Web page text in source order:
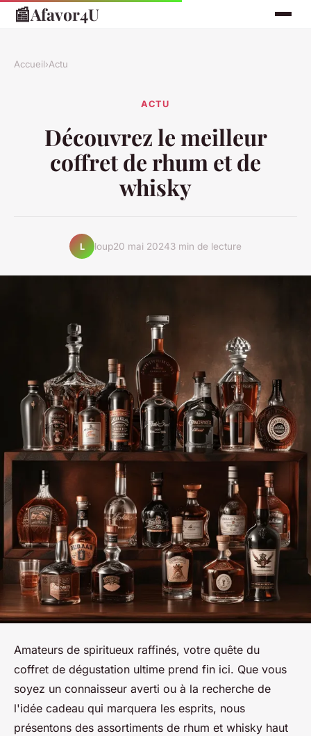
📰Afavor4U
Accueil›Actu
ACTU
Découvrez le meilleur
coffret de rhum et de
whisky
L loup20 mai 20243 min de lecture
Amateurs de spiritueux raffinés, votre quête du
coffret de dégustation ultime prend fin ici. Que vous
soyez un connaisseur averti ou à la recherche de
l'idée cadeau qui marquera les esprits, nous
présentons des assortiments de rhum et whisky haut